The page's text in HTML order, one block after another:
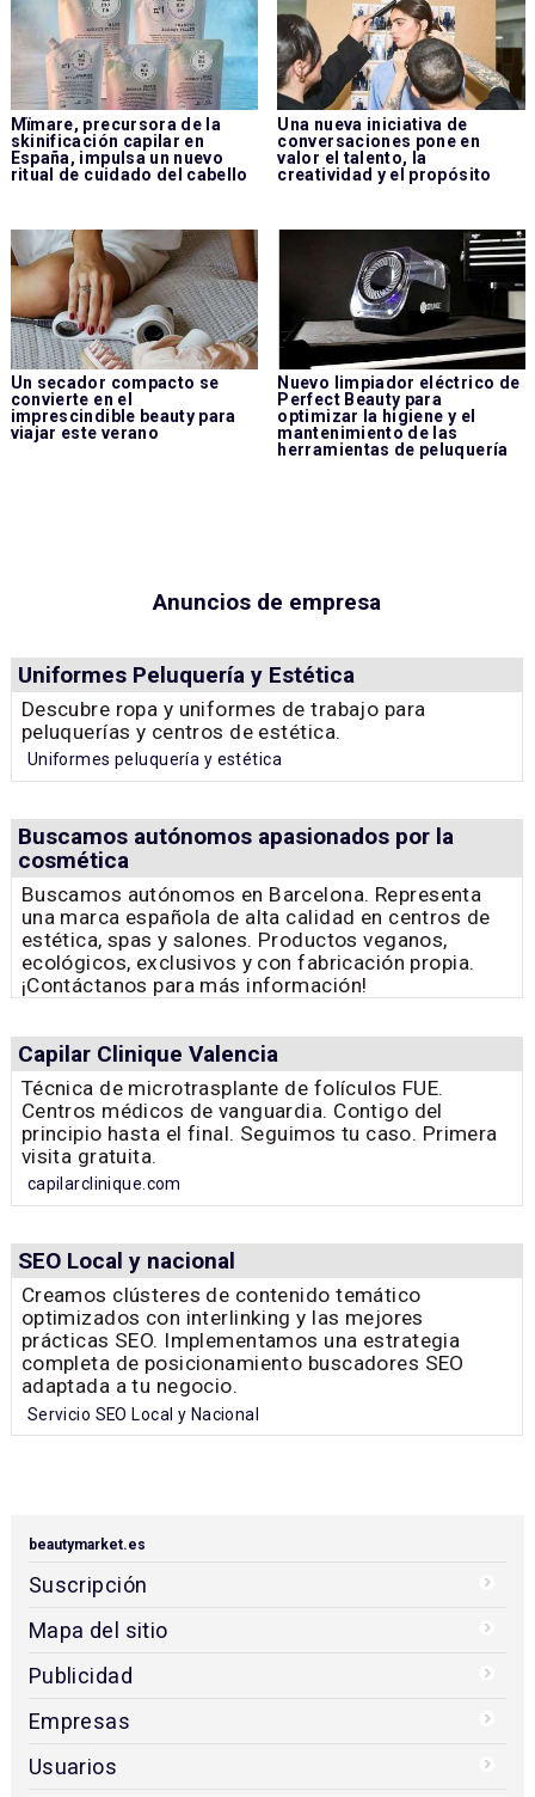
Mïmare, precursora de la
skinificación capilar en
España, impulsa un nuevo
ritual de cuidado del cabello
Una nueva iniciativa de
conversaciones pone en
valor el talento, la
creatividad y el propósito
Un secador compacto se
convierte en el
imprescindible beauty para
viajar este verano
Nuevo limpiador eléctrico de
Perfect Beauty para
optimizar la higiene y el
mantenimiento de las
herramientas de peluquería
Anuncios de empresa
Uniformes Peluquería y Estética
Descubre ropa y uniformes de trabajo para
peluquerías y centros de estética.
Uniformes peluquería y estética
Buscamos autónomos apasionados por la
cosmética
Buscamos autónomos en Barcelona. Representa
una marca española de alta calidad en centros de
estética, spas y salones. Productos veganos,
ecológicos, exclusivos y con fabricación propia.
¡Contáctanos para más información!
Capilar Clinique Valencia
Técnica de microtrasplante de folículos FUE.
Centros médicos de vanguardia. Contigo del
principio hasta el final. Seguimos tu caso. Primera
visita gratuita.
capilarclinique.com
SEO Local y nacional
Creamos clústeres de contenido temático
optimizados con interlinking y las mejores
prácticas SEO. Implementamos una estrategia
completa de posicionamiento buscadores SEO
adaptada a tu negocio.
Servicio SEO Local y Nacional
beautymarket.es
Suscripción
Mapa del sitio
Publicidad
Empresas
Usuarios